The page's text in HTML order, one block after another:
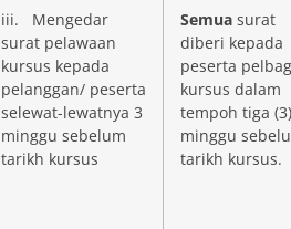
iii. Mengedar
surat pelawaan
kursus kepada
pelanggan/ peserta
selewat-lewatnya 3
minggu sebelum
tarikh kursus
Semua surat
diberi kepada
peserta
kursus dalam
tempoh tiga (3)
minggu
tarikh kursus.